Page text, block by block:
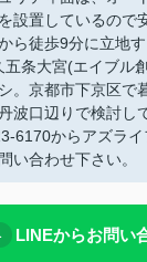
設置しているので
ら徒歩9分に立地す
五条大宮(エイブル
。京都市下京区で
波口辺りで検討し
6170からアズラ
い合わせ下さい。
LINEからお問い